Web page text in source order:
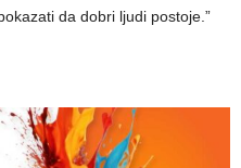
da dobri ljudi postoje.”